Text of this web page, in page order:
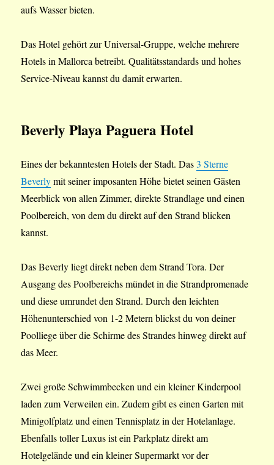
aufs Wasser bieten.
Das Hotel gehört zur Universal-Gruppe, welche mehrere
Hotels in Mallorca betreibt. Qualitätsstandards und hohes
Service-Niveau kannst du damit erwarten.
Beverly Playa Paguera Hotel
Eines der bekanntesten Hotels der Stadt. Das3 Sterne
Beverlymit seiner imposanten Höhe bietet seinen Gästen
Meerblick von allen Zimmer, direkte Strandlage und einen
Poolbereich, von dem du direkt auf den Strand blicken
kannst.
Das Beverly liegt direkt neben dem Strand Tora. Der
Ausgang des Poolbereichs mündet in die Strandpromenade
und diese umrundet den Strand. Durch den leichten
Höhenunterschied von 1-2 Metern blickst du von deiner
Poolliege über die Schirme des Strandes hinweg direkt auf
das Meer.
Zwei große Schwimmbecken und ein kleiner Kinderpool
laden zum Verweilen ein. Zudem gibt es einen Garten mit
Minigolfplatz und einen Tennisplatz in der Hotelanlage.
Ebenfalls toller Luxus ist ein Parkplatz direkt am
Hotelgelände und ein kleiner Supermarkt vor der